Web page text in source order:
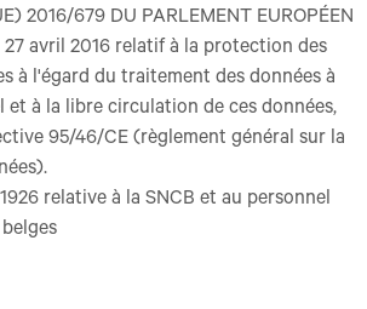
2016/679 DU PARLEMENT EUROPÉEN
27 avril 2016 relatif à la protection des
à l'égard du traitement des données à
et à la libre circulation de ces données,
95/46/CE (règlement général sur la
relative à la SNCB et au personnel